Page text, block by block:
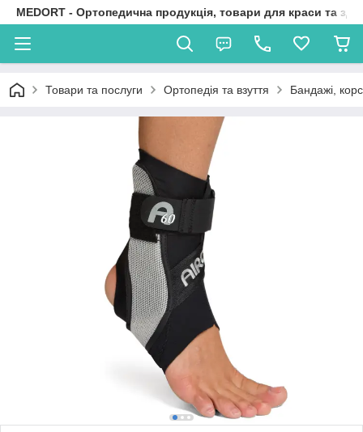
MEDORT - Ортопедична продукція, товари для краси та
Товари та послуги Ортопедія та взуття Бандажі,